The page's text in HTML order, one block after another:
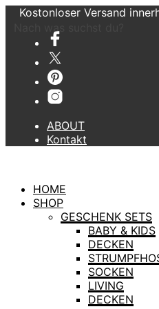
Kostonloser Versand
ABOUT
Kontakt
HOME
SHOP
GESCHENK SETS
BABY & KIDS
DECKEN
SOCKEN
LIVING
DECKEN
Nach was suchst du?